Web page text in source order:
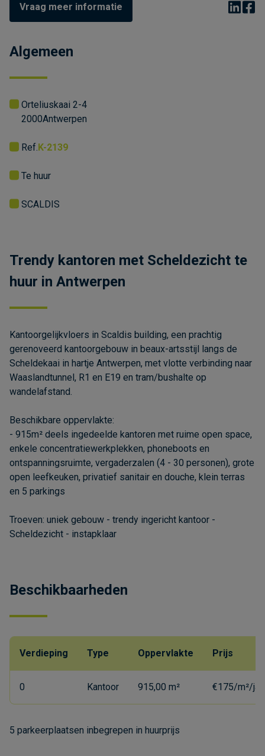
Vraag meer informatie
Algemeen
Antwerpen
2000
Orteliuskaai 2-4
Ref. K-2139
Te huur
SCALDIS
Trendy kantoren met Scheldezicht te
huur in Antwerpen
Kantoorgelijkvloers in Scaldis building, een prachtig
gerenoveerd kantoorgebouw in beaux-artsstijl langs de
Scheldekaai in hartje Antwerpen, met vlotte verbinding naar
Waaslandtunnel, R1 en E19 en tram/bushalte op
wandelafstand.
Beschikbare oppervlakte:
- 915m² deels ingedeelde kantoren met ruime open space,
enkele concentratiewerkplekken, phoneboots en
ontspanningsruimte, vergaderzalen (4 - 30 personen), grote
open leefkeuken, privatief sanitair en douche, klein terras
en 5 parkings
Troeven: uniek gebouw - trendy ingericht kantoor -
Scheldezicht - instapklaar
Beschikbaarheden
Verdieping Type Oppervlakte Prijs
0 Kantoor 915,00 m² €175/m²/
5 parkeerplaatsen inbegrepen in huurprijs